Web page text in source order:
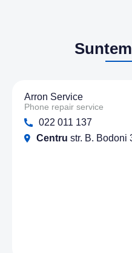
Arron Service
Phone repair service
022 011 137
Centru str. B. Bodoni